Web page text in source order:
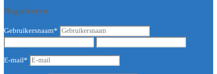
Registreren
Gebruikersnaam*
E-mail*